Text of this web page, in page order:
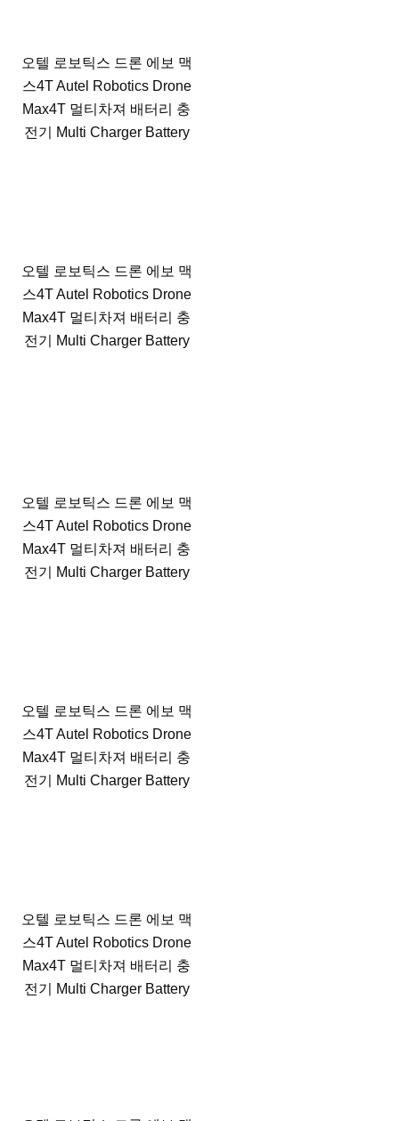
오텔 로보틱스 드론 에보 맥
스4T Autel Robotics Drone
Max4T 멀티차져 배터리 충
전기 Multi Charger Battery
오텔 로보틱스 드론 에보 맥
스4T Autel Robotics Drone
Max4T 멀티차져 배터리 충
전기 Multi Charger Battery
오텔 로보틱스 드론 에보 맥
스4T Autel Robotics Drone
Max4T 멀티차져 배터리 충
전기 Multi Charger Battery
오텔 로보틱스 드론 에보 맥
스4T Autel Robotics Drone
Max4T 멀티차져 배터리 충
전기 Multi Charger Battery
오텔 로보틱스 드론 에보 맥
스4T Autel Robotics Drone
Max4T 멀티차져 배터리 충
전기 Multi Charger Battery